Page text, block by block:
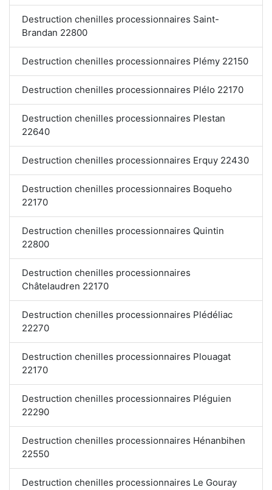
Destruction chenilles processionnaires Saint-
Brandan 22800
Destruction chenilles processionnaires Plémy 22150
Destruction chenilles processionnaires Plélo 22170
Destruction chenilles processionnaires Plestan
22640
Destruction chenilles processionnaires Erquy 22430
Destruction chenilles processionnaires Boqueho
22170
Destruction chenilles processionnaires Quintin
22800
Destruction chenilles processionnaires
Châtelaudren 22170
Destruction chenilles processionnaires Plédéliac
22270
Destruction chenilles processionnaires Plouagat
22170
Destruction chenilles processionnaires Pléguien
22290
Destruction chenilles processionnaires Hénanbihen
22550
Destruction chenilles processionnaires Le Gouray